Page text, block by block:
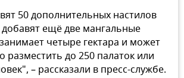
50 дополнительных настилов
добавят ещё две мангальные
четыре гектара и может
разместить до 250 палаток или
– рассказали в пресс-службе.